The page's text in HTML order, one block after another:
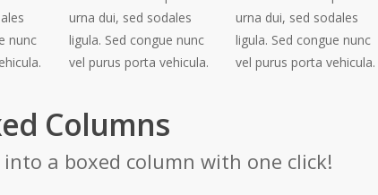
nunc
urna dui, sed sodales
ligula. Sed congue nunc
vel purus porta vehicula.
urna dui, sed sodales
ligula. Sed congue nunc
vel purus porta vehicula.
Columns
a boxed column with one click!